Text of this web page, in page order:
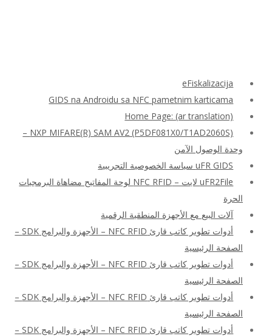
eFiskalizacija
GIDS na Androidu sa NFC pametnim karticama
Home Page: (ar translation)
NXP MIFARE(R) SAM AV2 (P5DF081X0/T1AD2060S) –
وحدة الوصول الآمن
uFR GIDS سياسة الخصوصية التجريبية
uFR2File لايت – NFC RFID لوحة المفاتيح مضاهاة البرمجيات
الحرة
آلات البيع مع الأجهزة المنطقية الرقمية
أدوات تطوير كاتب قارئ NFC RFID – الأجهزة والبرامج SDK –
الصفحة الرئيسية
أدوات تطوير كاتب قارئ NFC RFID – الأجهزة والبرامج SDK –
الصفحة الرئيسية
أدوات تطوير كاتب قارئ NFC RFID – الأجهزة والبرامج SDK –
الصفحة الرئيسية
أدوات تطوير كاتب قارئ NFC RFID – الأجهزة والبرامج SDK –